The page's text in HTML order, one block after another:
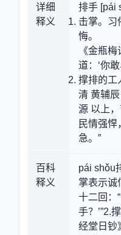
详细
释义
排手 [pái
击掌。习
悔。
《金瓶
道：‘你
撑排的工
清 黄辅
源 以上
民情强
急。”
百科
释义
pái shǒu
掌表示诚
十二回：
手？’”2.
经堂日钞